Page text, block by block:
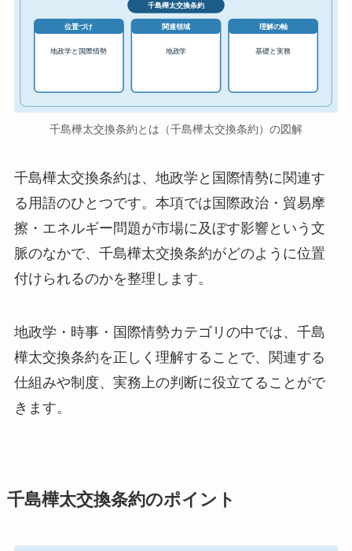
千島樺太交換条約
位置づけ
地政学と国際情勢
関連領域
地政学
理解の軸
基礎と実務
千島樺太交換条約とは（千島樺太交換条約）の図解
千島樺太交換条約は、地政学と国際情勢に関連す
る用語のひとつです。本項では国際政治・貿易摩
擦・エネルギー問題が市場に及ぼす影響という文
脈のなかで、千島樺太交換条約がどのように位置
付けられるのかを整理します。
地政学・時事・国際情勢カテゴリの中では、千島
樺太交換条約を正しく理解することで、関連する
仕組みや制度、実務上の判断に役立てることがで
きます。
千島樺太交換条約のポイント